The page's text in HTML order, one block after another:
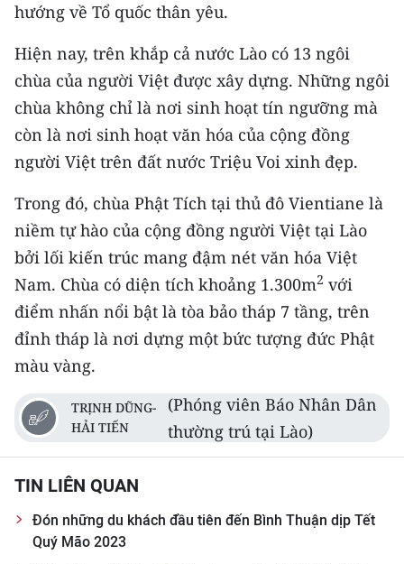
Bắc Trung Bộ
Duyên hải Nam Trung Bộ và Tây
Nguyên
Đông Nam Bộ
Đồng bằng sông Cửu Long
Chuyên trang Hà Nội
Chuyên trang TP. Hồ Chí Minh
CHUYÊN ĐỀ
CÁC CHUYÊN TRANG
THỜI NAY
NHÂN DÂN CUỐI TUẦN
NHÂN DÂN HẰNG THÁNG
hướng về Tổ quốc thân yêu.
Hiện nay, trên khắp cả nước Lào có 13 ngôi
chùa của người Việt được xây dựng. Những ngôi
chùa không chỉ là nơi sinh hoạt tín ngưỡng mà
còn là nơi sinh hoạt văn hóa của cộng đồng
người Việt trên đất nước Triệu Voi xinh đẹp.
Trong đó, chùa Phật Tích tại thủ đô Vientiane là
niềm tự hào của cộng đồng người Việt tại Lào
bởi lối kiến trúc mang đậm nét văn hóa Việt
Nam. Chùa có diện tích khoảng 1.300m2 với
điểm nhấn nổi bật là tòa bảo tháp 7 tầng, trên
đỉnh tháp là nơi dựng một bức tượng đức Phật
màu vàng.
TRỊNH DŨNG-
HẢI TIẾN
(Phóng viên Báo Nhân Dân
thường trú tại Lào)
TIN LIÊN QUAN
Đón những du khách đầu tiên đến Bình Thuận dịp Tết
Quý Mão 2023